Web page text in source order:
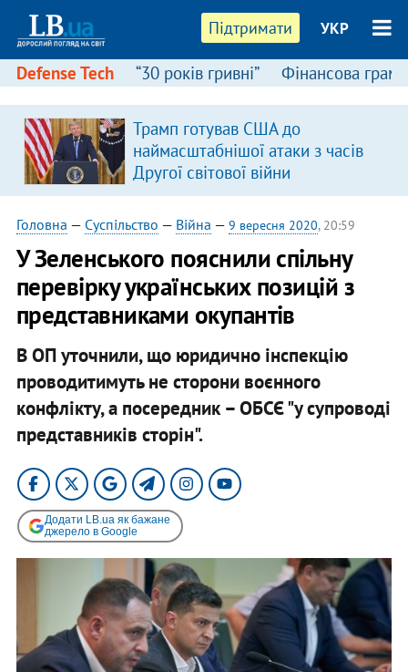
Підтримати УКР
Defense Tech “30 років гривні” Фінансова
Трамп готував США до
наймасштабнішої атаки з часів
Другої світової війни
Головна — Суспільство — Війна — 9 вересня 2020, 20:59
У Зеленського пояснили спільну
перевірку українських позицій з
представниками окупантів
В ОП уточнили, що юридично інспекцію
проводитимуть не сторони воєнного
конфлікту, а посередник – ОБСЄ "у супроводі
представників сторін".
Додати LB.ua як бажане
джерело в Google